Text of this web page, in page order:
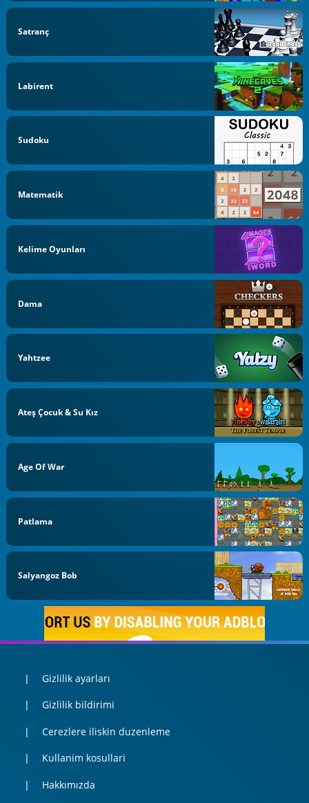
Satranç
Labirent
Sudoku
Matematik
Kelime Oyunları
Dama
Yahtzee
Ateş Çocuk & Su Kız
Age Of War
Patlama
Salyangoz Bob
Gizlilik ayarları
Gizlilik bildirimi
Cerezlere iliskin duzenleme
Kullanim kosullari
Hakkımızda